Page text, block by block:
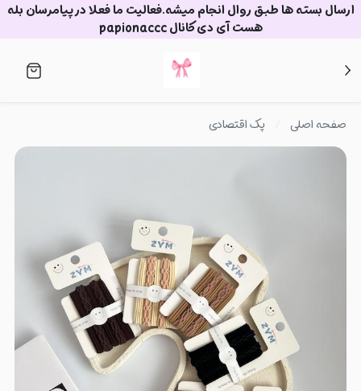
ارسال بسته ها طبق روال انجام میشه.فعالیت ما فعلا در پیامرسان بله
هست آی دی کانال papionaccc
صفحه اصلی پک اقتصادی